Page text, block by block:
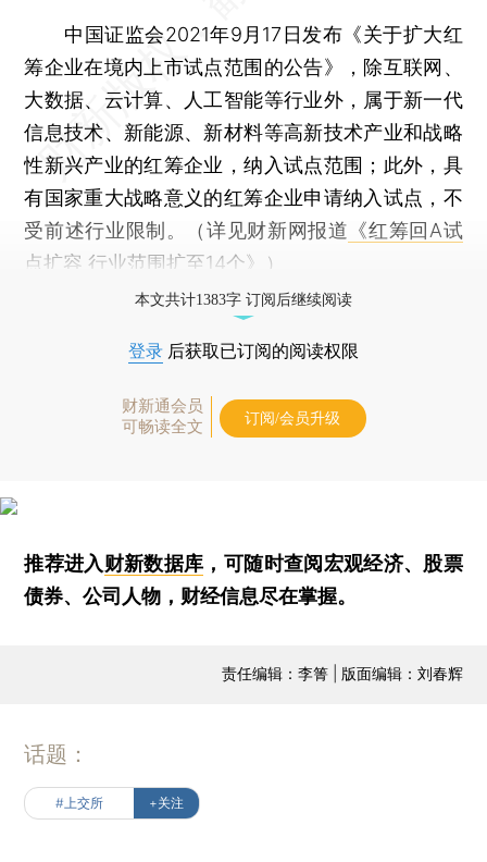
中国证监会2021年9月17日发布《关于扩大红
筹企业在境内上市试点范围的公告》，除互联网、
大数据、云计算、人工智能等行业外，属于新一代
信息技术、新能源、新材料等高新技术产业和战略
性新兴产业的红筹企业，纳入试点范围；此外，具
有国家重大战略意义的红筹企业申请纳入试点，不
受前述行业限制。（详见财新网报道 《红筹回A试
点扩容 行业范围扩至14个》
）
本文共计1383字 订阅后继续阅读
登录 后获取已订阅的阅读权限
财新通会员
可畅读全文
订阅/会员升级
推荐进入财新数据库 ，可随时查阅宏观经济、股票
债券、公司人物，财经信息尽在掌握。
责任编辑：李箐 | 版面编辑：刘春辉
话题：
#上交所 +关注